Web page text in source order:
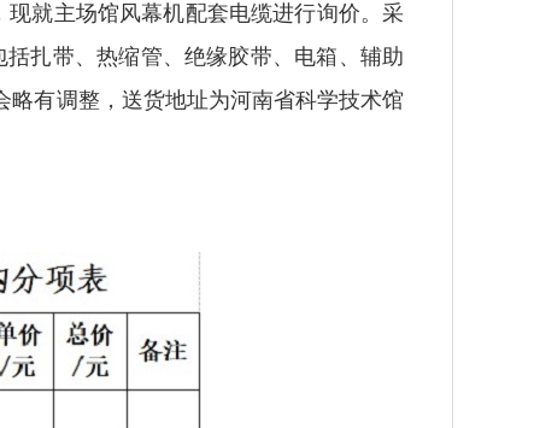
就主场馆风幕机配套电缆进行询价。采
扎带、热缩管、绝缘胶带、电箱、辅助
有调整，送货地址为河南省科学技术馆